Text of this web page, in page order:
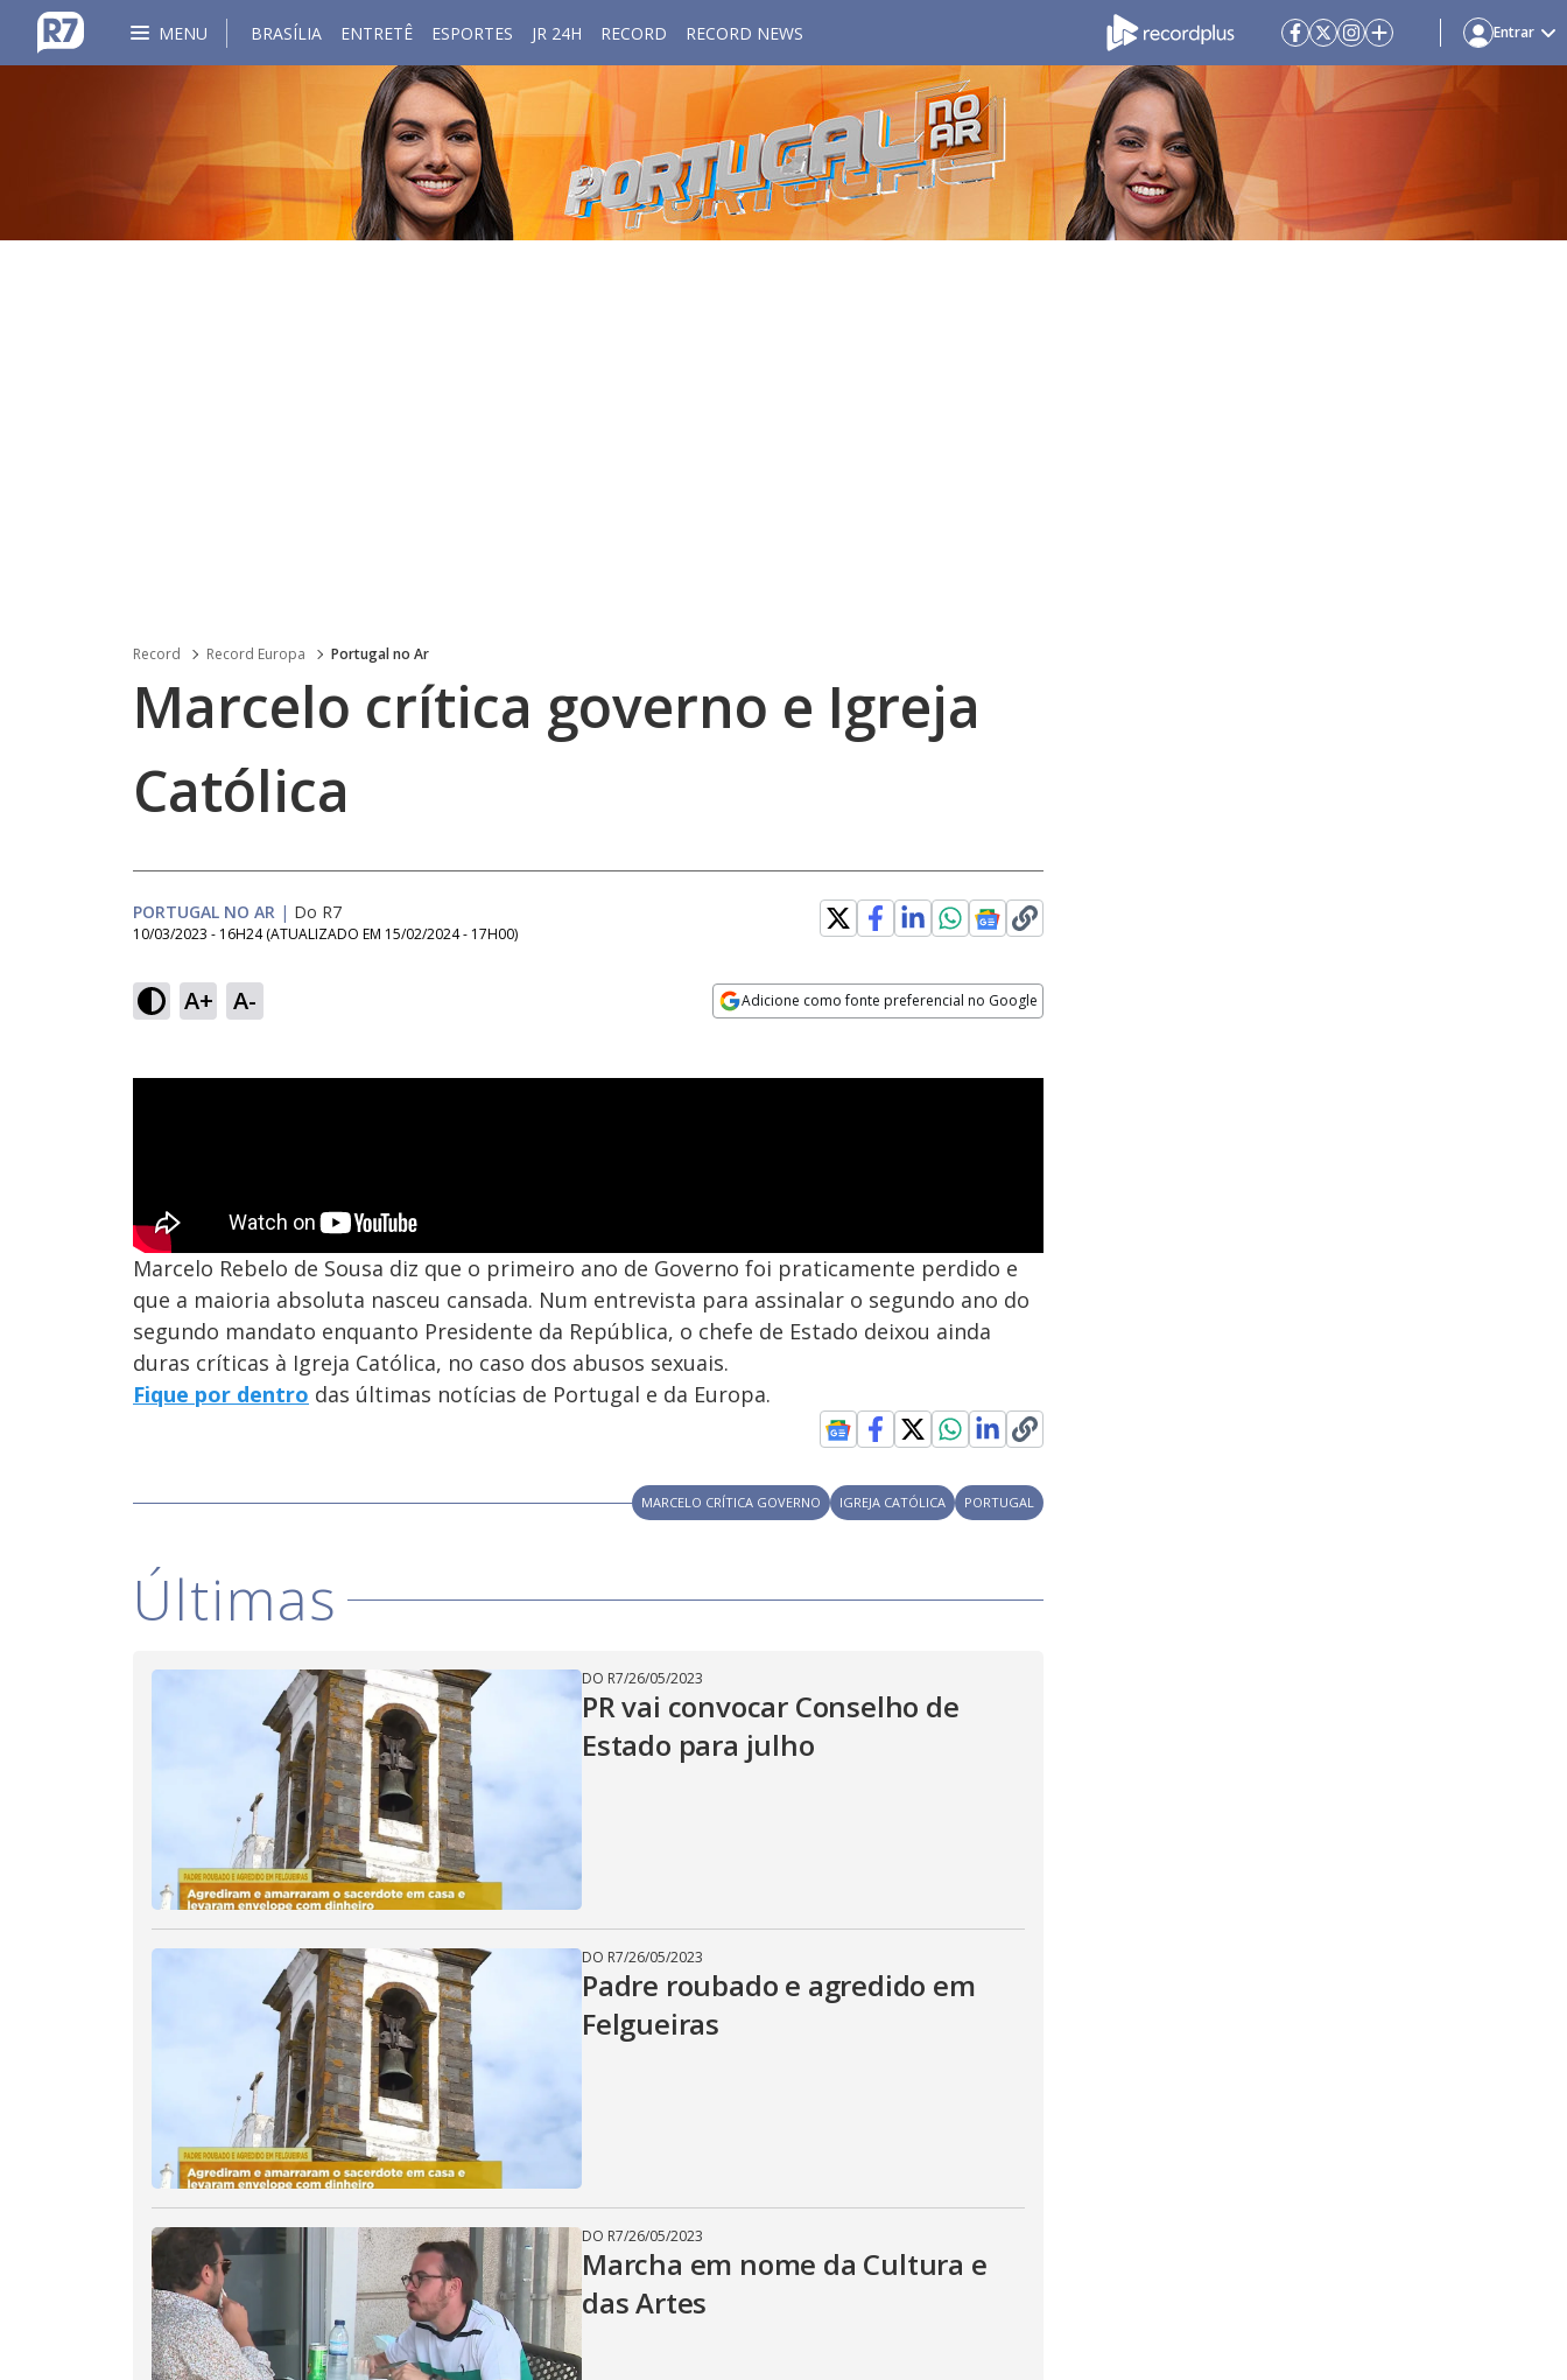
MENU BRASÍLIA ENTRETÊ ESPORTES JR 24H RECORD RECORD NEWS Entrar
Record Record Europa Portugal no Ar
Marcelo crítica governo e Igreja
Católica
PORTUGAL NO AR | Do R7
10/03/2023 - 16H24 (ATUALIZADO EM 15/02/2024 - 17H00)
A+ A- Adicione como fonte preferencial no Google
Marcelo Rebelo de Sousa diz que o primeiro ano de Governo foi praticamente perdido e
que a maioria absoluta nasceu cansada. Num entrevista para assinalar o segundo ano do
segundo mandato enquanto Presidente da República, o chefe de Estado deixou ainda
duras críticas à Igreja Católica, no caso dos abusos sexuais.
Fique por dentro das últimas notícias de Portugal e da Europa.
MARCELO CRÍTICA GOVERNO IGREJA CATÓLICA PORTUGAL
Últimas
DO R7/26/05/2023
PR vai convocar Conselho de
Estado para julho
DO R7/26/05/2023
Padre roubado e agredido em
Felgueiras
DO R7/26/05/2023
Marcha em nome da Cultura e
das Artes